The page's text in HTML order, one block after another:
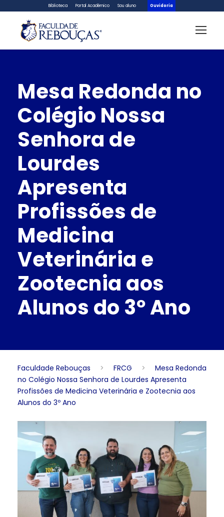
Biblioteca Portal Acadêmico Sou aluno Ouvidoria
Mesa Redonda no
Colégio Nossa
Senhora de
Lourdes
Apresenta
Profissões de
Medicina
Veterinária e
Zootecnia aos
Alunos do 3º Ano
Faculdade Rebouças > FRCG >
Mesa Redonda
no Colégio Nossa Senhora de Lourdes Apresenta
Profissões de Medicina Veterinária e Zootecnia aos
Alunos do 3º Ano